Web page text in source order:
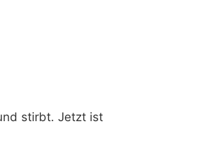
stirbt. Jetzt ist